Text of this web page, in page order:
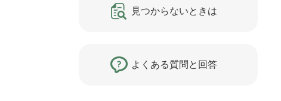
見つからないときは
よくある質問と回答